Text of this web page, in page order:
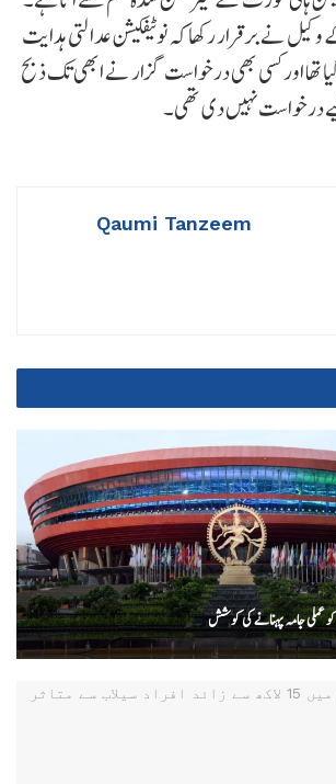
نے برقرار رکھا کہ نوٹیفکیشن عدالتی ہدایت
تھا اور کسی بھی درخواست گزار نے ابھی تک ذبح
درخواست نہیں دی تھی۔
Qaumi Tanzeem
عملی جامہ پہنانے کی کوشش